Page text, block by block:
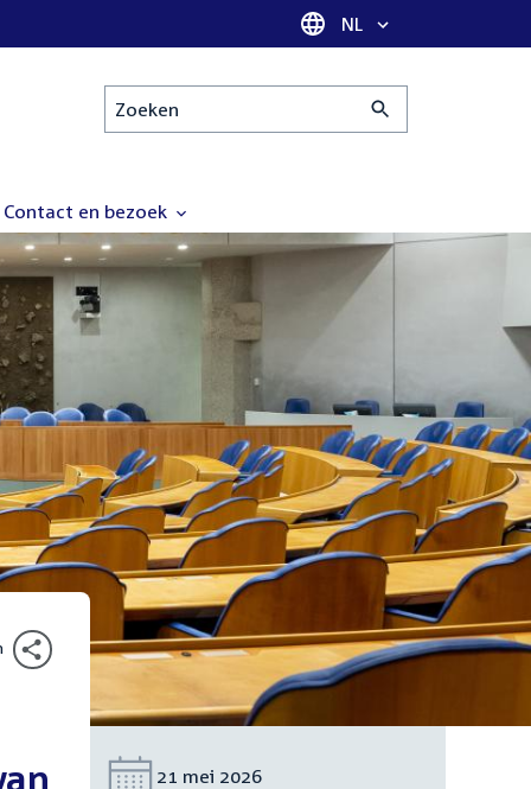
Taal selectie
NL
Zoeken
Contact en bezoek
Datum:
21 mei 2026